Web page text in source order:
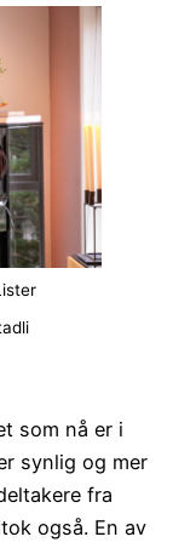
som nå er i
synlig og mer
fra
også. En av